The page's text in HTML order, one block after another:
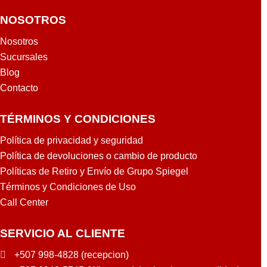
NOSOTROS
Nosotros
Sucursales
Blog
Contacto
TÉRMINOS Y CONDICIONES
Política de privacidad y seguridad
Política de devoluciones o cambio de producto
Políticas de Retiro y Envío de Grupo Spiegel
Términos y Condiciones de Uso
Call Center
SERVICIO AL CLIENTE
+507 998-4828 (recepcion)